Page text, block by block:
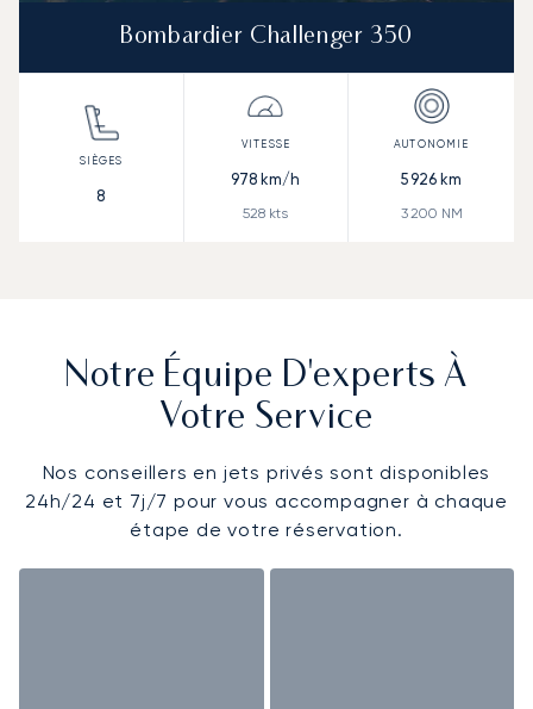
Bombardier Challenger 350
8
978 km/h
528 kts
5 926 km
3 200 NM
Notre Équipe D'experts À
Votre Service
Nos conseillers en jets privés sont disponibles
24h/24 et 7j/7 pour vous accompagner à chaque
étape de votre réservation.